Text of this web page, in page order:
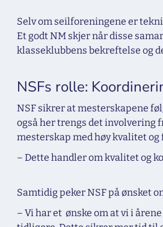
Selv om seilforeningene er
Et godt NM skjer når disse
klasseklubbens bekreftelse og
NSFs rolle:
NSF sikrer at mesterskapene
også her trengs det involvering
mesterskap med høy kvalitet
– Dette handler om kvalitet og
Samtidig peker NSF på ønsket
– Vi har et ønske om at vi i